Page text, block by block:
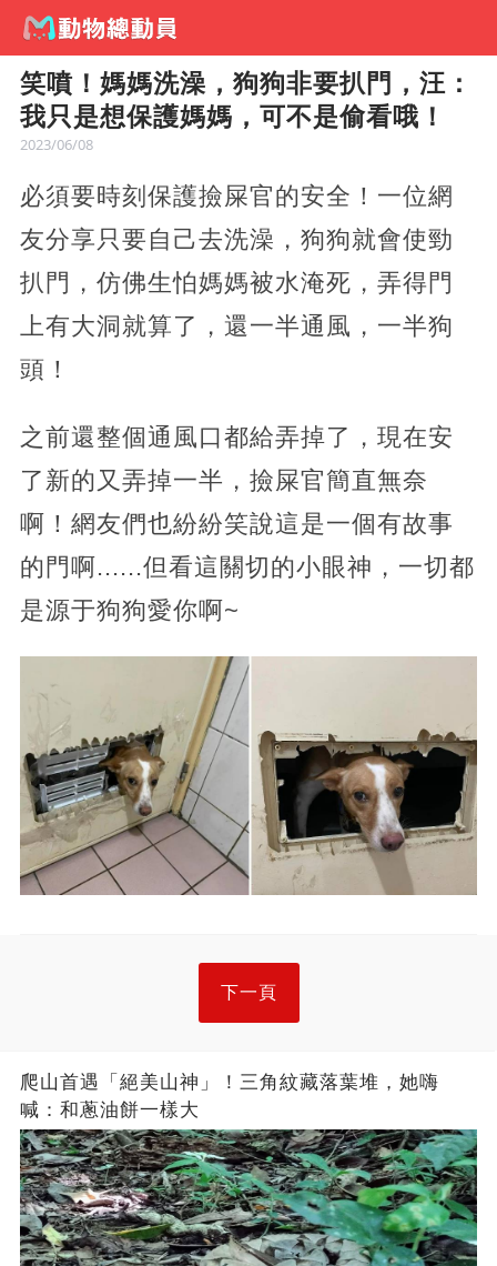
笑噴！媽媽洗澡，狗狗非要扒門，汪：
我只是想保護媽媽，可不是偷看哦！
2023/06/08
必須要時刻保護撿屎官的安全！一位網
友分享只要自己去洗澡，狗狗就會使勁
扒門，仿佛生怕媽媽被水淹死，弄得門
上有大洞就算了，還一半通風，一半狗
頭！
之前還整個通風口都給弄掉了，現在安
了新的又弄掉一半，撿屎官簡直無奈
啊！網友們也紛紛笑說這是一個有故事
的門啊......但看這關切的小眼神，一切都
是源于狗狗愛你啊~
下一頁
爬山首遇「絕美山神」！三角紋藏落葉堆，她嗨
喊：和蔥油餅一樣大